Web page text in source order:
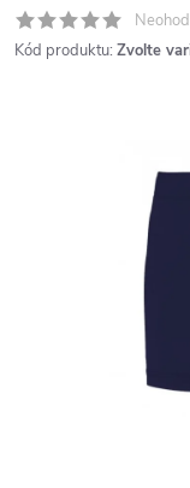
Kód produktu: Zvolte